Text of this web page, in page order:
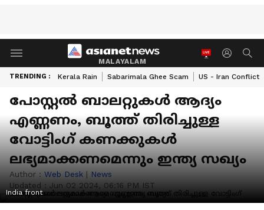
MALAYALAM
TRENDING : Kerala Rain Sabarimala Ghee Scam US - Iran Conflict
പോസ്റ്റല്‍ ബാലറ്റുകള്‍ ആദ്യം
എണ്ണണം, ബൂത്ത് തിരിച്ചുള്ള
വോട്ടിംഗ് കണക്കുകള്‍
ലഭ്യമാക്കണമെന്നും ഇന്ത്യ സഖ്യം
Author : Web Desk | News
Updated : Jun 02 2024, 06:16 PM IST
India front